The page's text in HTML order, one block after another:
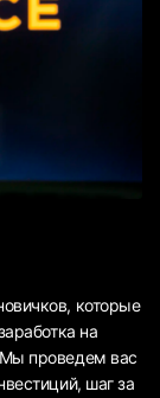
которые
на
проведем вас
шаг за